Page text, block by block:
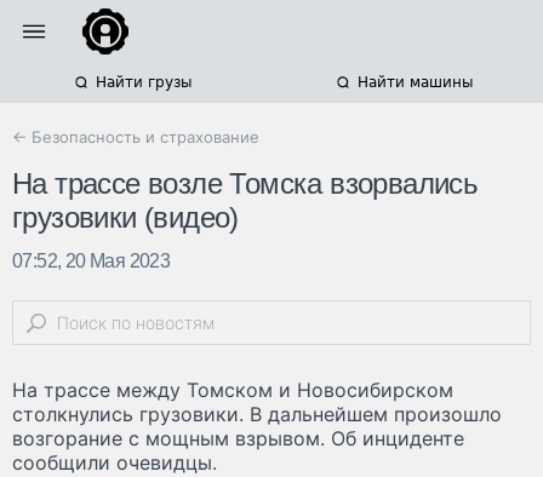
Найти грузы Найти машины
← Безопасность и страхование
На трассе возле Томска взорвались
грузовики (видео)
07:52, 20 Мая 2023
На трассе между Томском и Новосибирском
столкнулись грузовики. В дальнейшем произошло
возгорание с мощным взрывом. Об инциденте
сообщили очевидцы.